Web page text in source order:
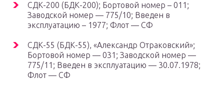
СДК-200 (БДК-200); Бортовой номер – 011;
Заводской номер — 775/10; Введен в
эксплуатацию – 1977; Флот — СФ
СДК-55 (БДК-55), «Александр Отраковский»;
Бортовой номер — 031; Заводской номер —
775/11; Введен в эксплуатацию — 30.07.1978;
Флот — СФ